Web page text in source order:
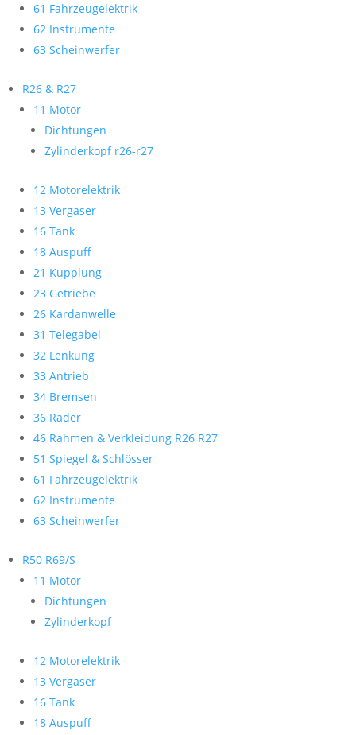
61 Fahrzeugelektrik
62 Instrumente
63 Scheinwerfer
R26 & R27
11 Motor
Dichtungen
Zylinderkopf r26-r27
12 Motorelektrik
13 Vergaser
16 Tank
18 Auspuff
21 Kupplung
23 Getriebe
26 Kardanwelle
31 Telegabel
32 Lenkung
33 Antrieb
34 Bremsen
36 Räder
46 Rahmen & Verkleidung R26 R27
51 Spiegel & Schlösser
61 Fahrzeugelektrik
62 Instrumente
63 Scheinwerfer
R50 R69/S
11 Motor
Dichtungen
Zylinderkopf
12 Motorelektrik
13 Vergaser
16 Tank
18 Auspuff